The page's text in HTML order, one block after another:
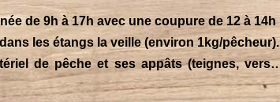
de 9h à 17h avec une coupure de 12 à
les étangs la veille (environ 1kg/pêcheur).
de pêche et ses appâts (teignes,